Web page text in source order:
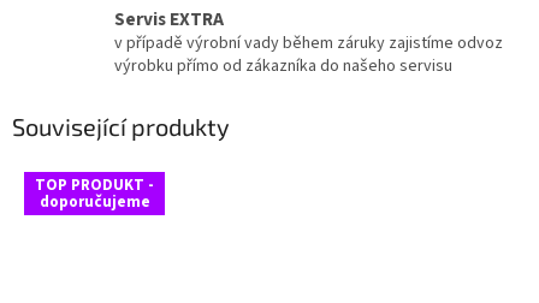
Servis EXTRA
v případě výrobní vady během záruky zajistíme odvoz
výrobku přímo od zákazníka do našeho servisu
Související produkty
TOP PRODUKT -
doporučujeme